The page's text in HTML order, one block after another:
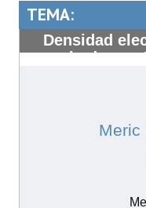
TEMA:
Densidad
excitado con
Meric